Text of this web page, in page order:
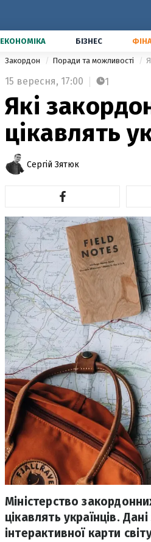
ЕКОНОМІКА БІЗНЕС
Закордон Поради та можливості
15 вересня, 17:00 1
Які
цікавлять
Сергій Зятюк
Міністерство
цікавлять українців.
інтерактивної карти